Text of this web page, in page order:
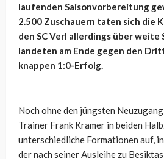
laufenden Saisonvorbereitung
2.500 Zuschauern taten sich die
den SC Verl allerdings über weite
landeten am Ende gegen den
knappen 1:0-Erfolg.
Noch ohne den jüngsten
Trainer Frank Kramer in beiden
unterschiedliche Formationen auf,
der nach seiner Ausleihe zu